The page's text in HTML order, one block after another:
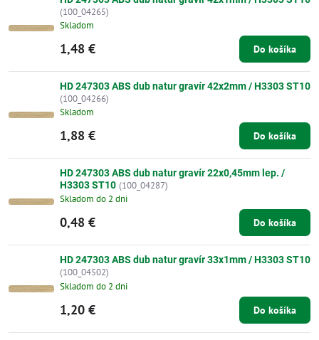
(100_04265)
Skladom
1,48 € Do košíka
HD 247303 ABS dub natur gravír 42x2mm / H3303 ST10
(100_04266)
Skladom
1,88 € Do košíka
HD 247303 ABS dub natur gravír 22x0,45mm lep. /
H3303 ST10 (100_04287)
Skladom do 2 dni
0,48 € Do košíka
HD 247303 ABS dub natur gravír 33x1mm / H3303 ST10
(100_04502)
Skladom do 2 dni
1,20 € Do košíka